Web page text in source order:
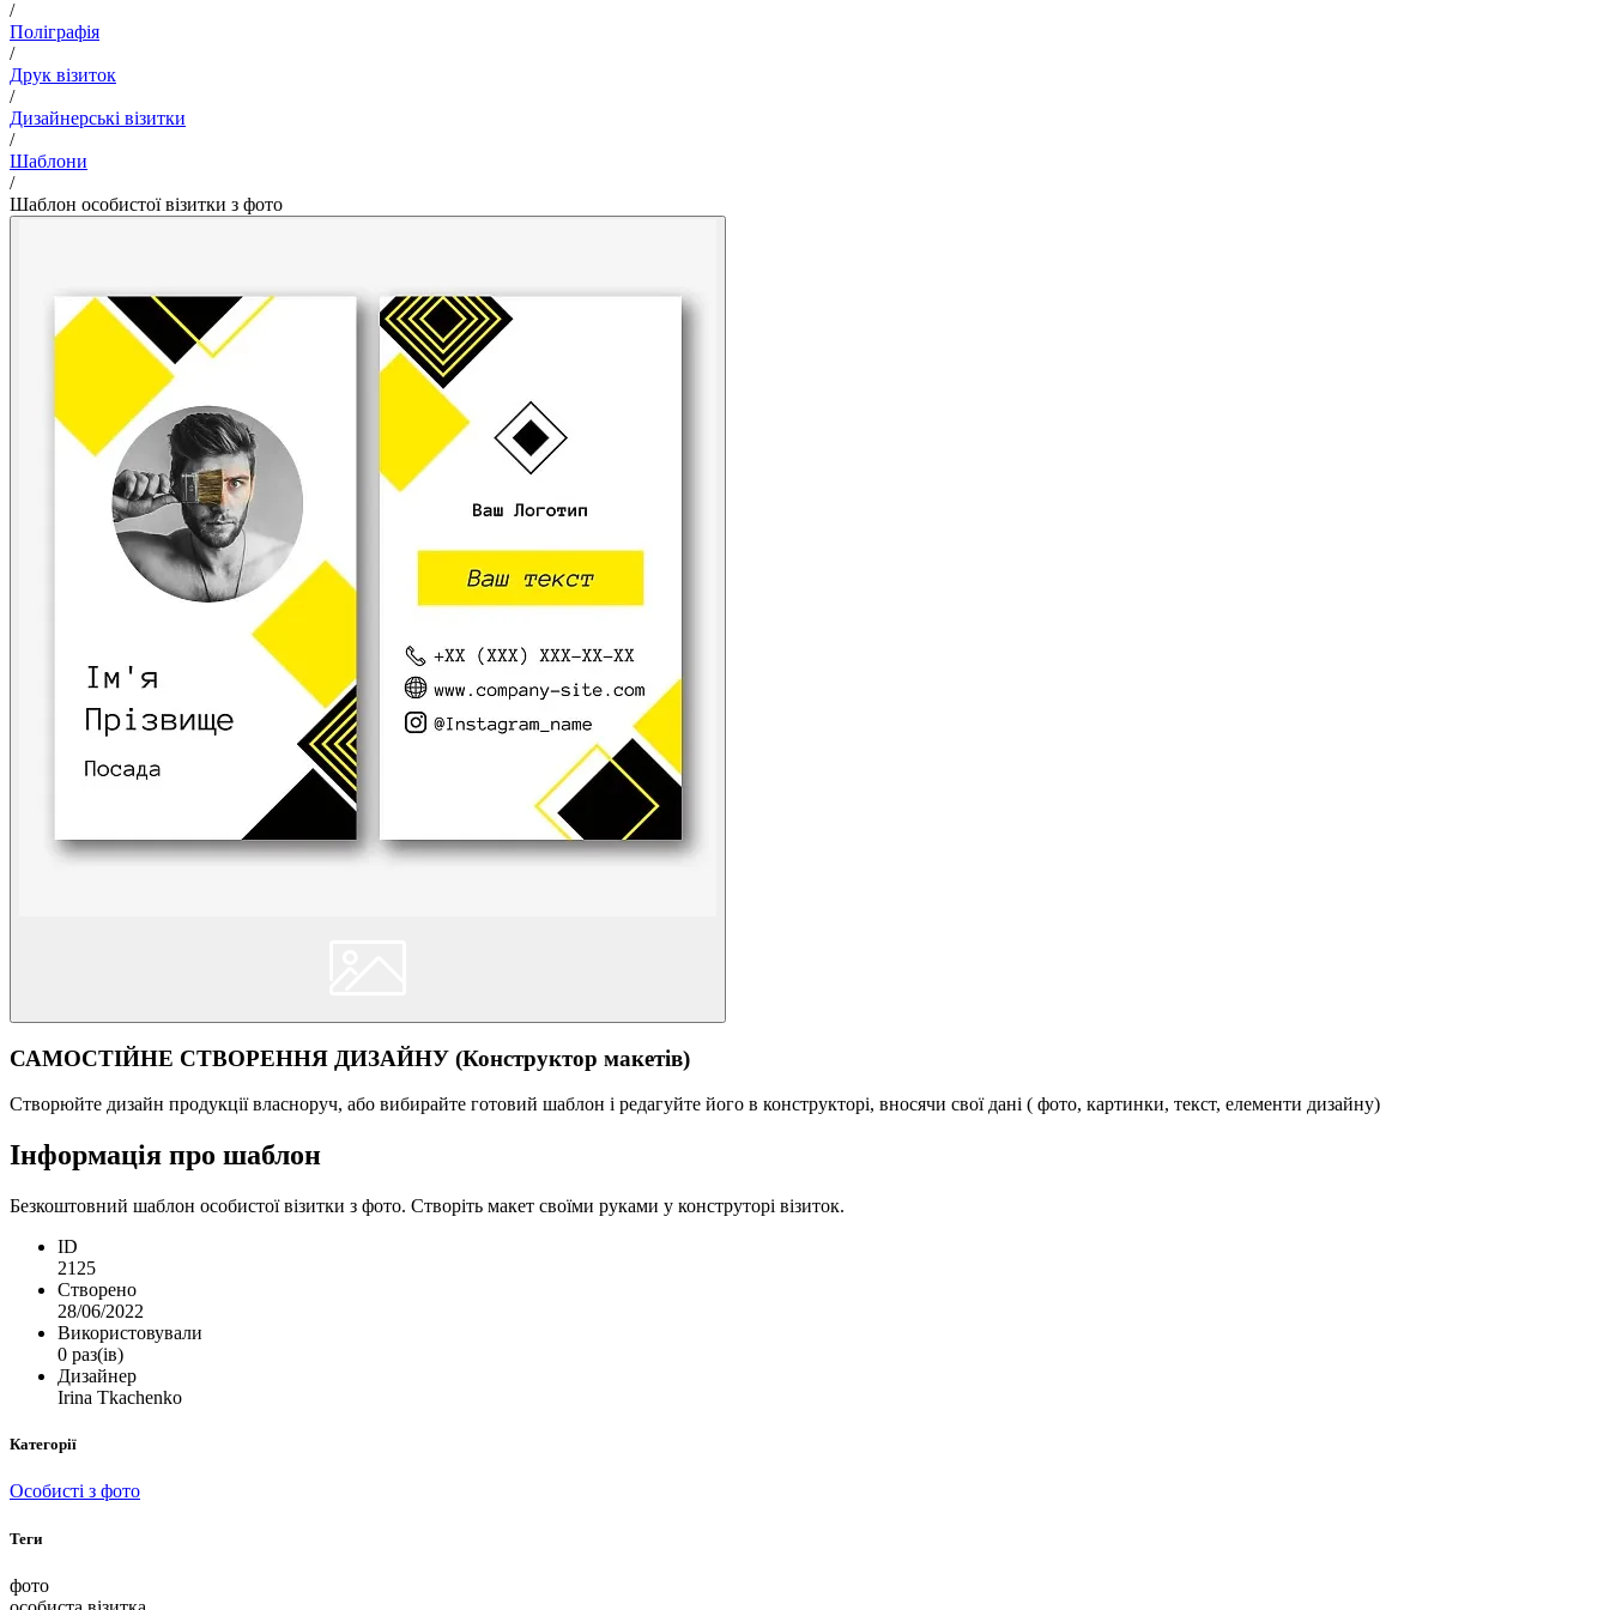
/
Поліграфія
/
Друк візиток
/
Дизайнерські візитки
/
Шаблони
/
Шаблон особистої візитки з фото
САМОСТІЙНЕ СТВОРЕННЯ ДИЗАЙНУ (Конструктор макетів)
Створюйте дизайн продукції власноруч, або вибирайте готовий шаблон і редагуйте його в конструкторі, вносячи свої дані ( фото, картинки, текст, елементи дизайну)
Інформація про шаблон
Безкоштовний шаблон особистої візитки з фото. Створіть макет своїми руками у конструторі візиток.
ID
2125
Створено
28/06/2022
Використовували
0 раз(ів)
Дизайнер
Irina Tkachenko
Категорії
Особисті з фото
Теги
фото